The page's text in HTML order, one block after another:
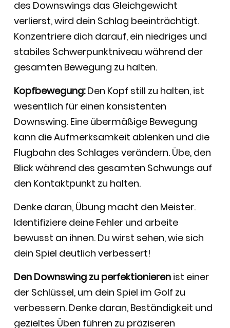
des Downswings das Gleichgewicht
verlierst, wird dein Schlag beeinträchtigt.
Konzentriere dich darauf, ein niedriges und
stabiles Schwerpunktniveau während der
gesamten Bewegung zu halten.
Kopfbewegung:Den Kopf still zu halten, ist
wesentlich für einen konsistenten
Downswing. Eine übermäßige Bewegung
kann die Aufmerksamkeit ablenken und die
Flugbahn des Schlages verändern. Übe, den
Blick während des gesamten Schwungs auf
den Kontaktpunkt zu halten.
Denke daran, Übung macht den Meister.
Identifiziere deine Fehler und arbeite
bewusst an ihnen. Du wirst sehen, wie sich
dein Spiel deutlich verbessert!
Den Downswing zu perfektionieren ist einer
der Schlüssel, um dein Spiel im Golf zu
verbessern. Denke daran, Beständigkeit und
gezieltes Üben führen zu präziseren